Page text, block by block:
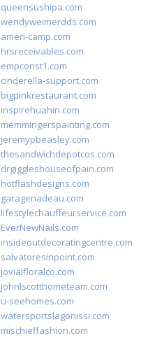
queensushipa.com
wendyweimerdds.com
ameri-camp.com
hrsreceivables.com
empconst1.com
cinderella-support.com
bigpinkrestaurant.com
inspirehuahin.com
memmingerspainting.com
jeremypbeasley.com
thesandwichdepotcos.com
drgiggleshouseofpain.com
hotflashdesigns.com
garagenadeau.com
lifestylechauffeurservice.com
EverNewNails.com
insideoutdecoratingcentre.com
salvatoresinpoint.com
jovialfloralco.com
johnlscotthometeam.com
u-seehomes.com
watersportslagonissi.com
mischieffashion.com